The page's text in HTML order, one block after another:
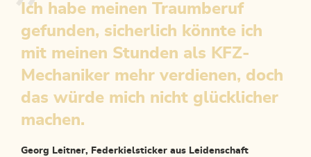
Ich habe meinen Traumberuf
gefunden, sicherlich könnte ich
mit meinen Stunden als KFZ-
Mechaniker mehr verdienen, doch
das würde mich nicht glücklicher
machen.
Georg Leitner, Federkielsticker aus Leidenschaft